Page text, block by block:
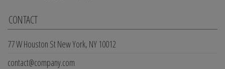
CONTACT
77 W Houston St New York, NY 10012
contact@company.com